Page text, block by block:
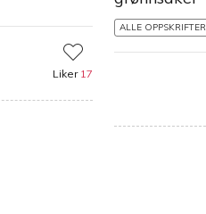
Liker 17
ALLE OPPSKRIFTER